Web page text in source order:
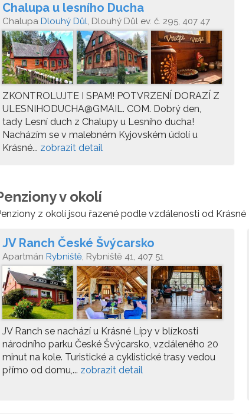
Chalupa u lesního Ducha
Chalupa Dlouhý Důl, Dlouhý Důl ev. č. 295, 407 47
Krásná Lípa
ZKONTROLUJTE I SPAM! POTVRZENÍ DORAZÍ Z
ULESNIHODUCHA@GMAIL. COM. Dobrý den,
tady Lesní duch z Chalupy u Lesního ducha!
Nacházím se v malebném Kyjovském údolí u
Krásné... zobrazit detail
v okolí
z okolí jsou řazené podle vzdálenosti od Krásné
JV Ranch České Švýcarsko
Apartmán Rybniště, Rybniště 41, 407 51
JV Ranch se nachází u Krásné Lípy v blízkosti
národního parku České Švýcarsko, vzdáleného 20
minut na kole. Turistické a cyklistické trasy vedou
přímo od domu,... zobrazit detail